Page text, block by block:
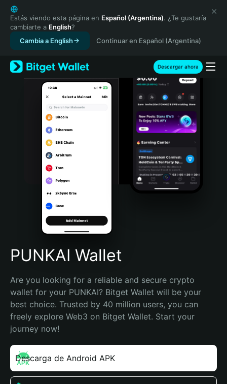
English
日本語
Tiếng Việt
Русский
Español (Latinoamérica)
Türkçe
Italiano
Português (Portugal)
Bahasa Indonesia
Português (Brasil)
Español (Argentina)
Estás viendo esta página en Español (Argentina). ¿Te gustaría
cambiarte a English?
Cambia a English
Continuar en Español (Argentina)
Descargar ahora
PUNKAI Wallet
Are you looking for a reliable and secure crypto
wallet for your PUNKAI? Bitget Wallet will be your
best choice. Trusted by 40 million users, you can
freely explore Web3 on Bitget Wallet. Start your
journey now!
Descarga de Android APK